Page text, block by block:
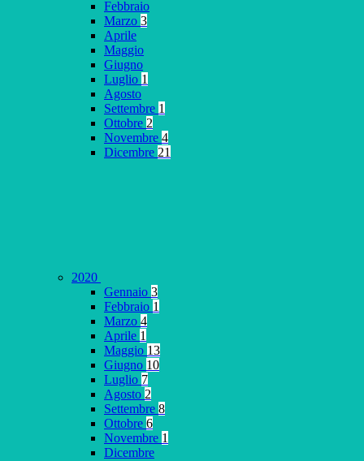
Febbraio
Marzo 3
Aprile
Maggio
Giugno
Luglio 1
Agosto
Settembre 1
Ottobre 2
Novembre 4
Dicembre 21
2020
Gennaio 3
Febbraio 1
Marzo 4
Aprile 1
Maggio 13
Giugno 10
Luglio 7
Agosto 2
Settembre 8
Ottobre 6
Novembre 1
Dicembre